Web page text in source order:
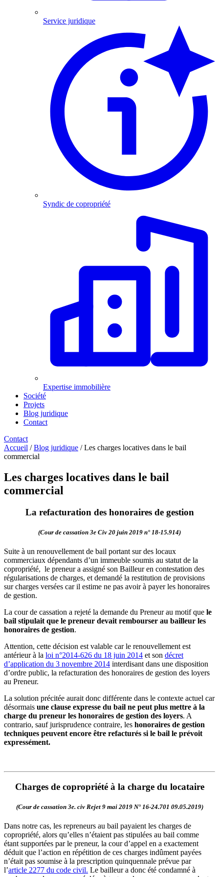
Service juridique
Syndic de copropriété
Expertise immobilière
Société
Projets
Blog juridique
Contact
Contact
Accueil / Blog juridique / Les charges locatives dans le bail
commercial
Les charges locatives dans le bail
commercial
La refacturation des honoraires de gestion
(Cour de cassation 3e Civ 20 juin 2019 n° 18-15.914)
Suite à un renouvellement de bail portant sur des locaux
commerciaux dépendants d’un immeuble soumis au statut de la
copropriété, le preneur a assigné son Bailleur en contestation des
régularisations de charges, et demandé la restitution de provisions
sur charges versées car il estime ne pas avoir à payer les honoraires
de gestion.
La cour de cassation a rejeté la demande du Preneur au motif que le
bail stipulait que le preneur devait rembourser au bailleur les
honoraires de gestion.
Attention, cette décision est valable car le renouvellement est
antérieur à la loi n°2014-626 du 18 juin 2014 et son décret
d’application du 3 novembre 2014 interdisant dans une disposition
d’ordre public, la refacturation des honoraires de gestion des loyers
au Preneur.
La solution précitée aurait donc différente dans le contexte actuel car
désormais une clause expresse du bail ne peut plus mettre à la
charge du preneur les honoraires de gestion des loyers. A
contrario, sauf jurisprudence contraire, les honoraires de gestion
techniques peuvent encore être refacturés si le bail le prévoit
expressément.
Charges de copropriété à la charge du locataire
(Cour de cassation 3e. civ Rejet 9 mai 2019 N° 16-24.701 09.05.2019)
Dans notre cas, les repreneurs au bail payaient les charges de
copropriété, alors qu’elles n’étaient pas stipulées au bail comme
étant supportées par le preneur, la cour d’appel en a exactement
déduit que l’action en répétition de ces charges indûment payées
n’était pas soumise à la prescription quinquennale prévue par
l’article 2277 du code civil. Le bailleur a donc été condamné à